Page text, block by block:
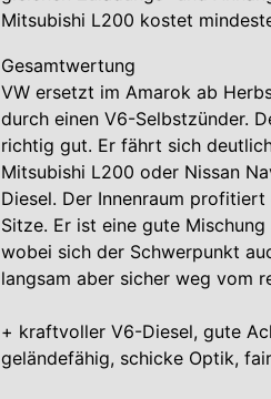
Mitsubishi L200 kostet
Gesamtwertung
VW ersetzt im Amarok ab
durch einen V6-Selbstzünder.
richtig gut. Er fährt sich
Mitsubishi L200 oder Nissan
Diesel. Der Innenraum
Sitze. Er ist eine gute
wobei sich der Schwerpunkt
langsam aber sicher weg vom
+ kraftvoller V6-Diesel, gute
geländefähig, schicke Optik,